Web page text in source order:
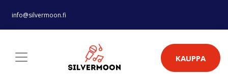
info@silvermoon.fi
KAUPPA